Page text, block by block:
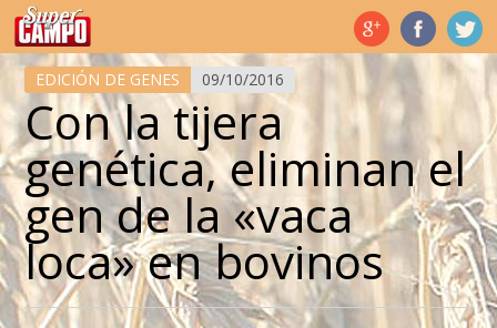
Temas de hoy
EDICIÓN DE GENES 09/10/2016
Con la tijera
genética, eliminan el
gen de la «vaca
loca» en bovinos